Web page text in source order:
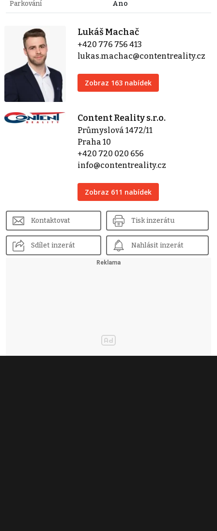
Parkování Ano
Lukáš Machač
+420 776 756 413
lukas.machac@contentreality.cz
Zobraz 163 nabídek
Content Reality s.r.o.
Průmyslová 1472/11
Praha 10
+420 720 020 656
info@contentreality.cz
Zobraz 611 nabídek
Kontaktovat Tisk inzerátu
Sdílet inzerát Nahlásit inzerát